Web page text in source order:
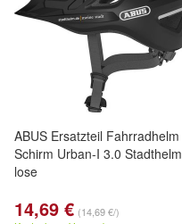
ABUS Ersatzteil Fahrradhelm
Schirm Urban-I 3.0 Stadthelm
lose
14,69 € (14,69 €/)